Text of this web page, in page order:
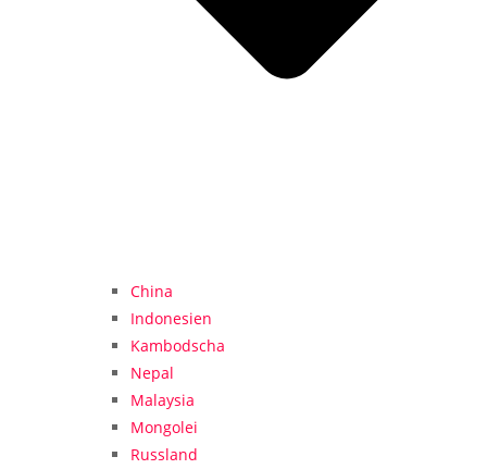
China
Indonesien
Kambodscha
Nepal
Malaysia
Mongolei
Russland